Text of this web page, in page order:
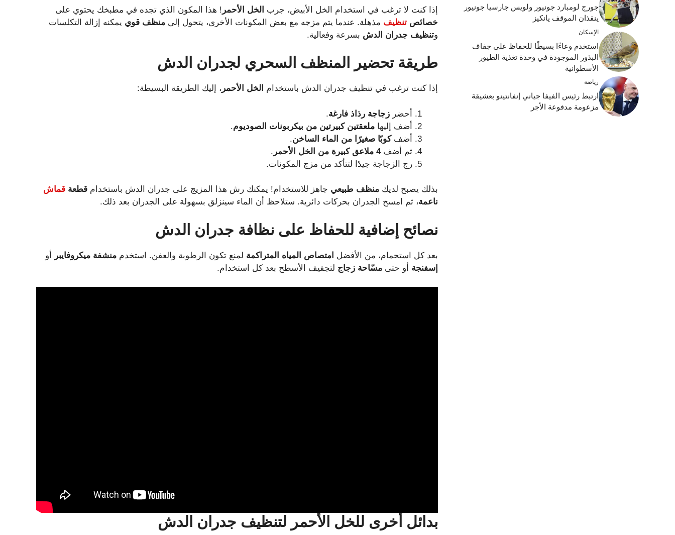
إذا كنت لا ترغب في استخدام الخل الأبيض، جرب الخل الأحمر ! هذا المكون الذي تجده في مطبخك يحتوي على
خصائص تنظيف مذهلة. عندما يتم مزجه مع بعض المكونات الأخرى، يتحول إلى منظف قوي يمكنه إزالة التكلسات
وتنظيف جدران الدش بسرعة وفعالية.
طريقة تحضير المنظف السحري لجدران الدش
إذا كنت ترغب في تنظيف جدران الدش باستخدام الخل الأحمر ، إليك الطريقة البسيطة:
أحضر زجاجة رذاذ فارغة.
أضف إليها ملعقتين كبيرتين من بيكربونات الصوديوم.
أضفكوبًا صغيرًا من الماء الساخن.
ثم أضف4 ملاعق كبيرة من الخل الأحمر
.
رج الزجاجة جيدًا لتتأكد من مزج المكونات.
بذلك يصبح لديك منظف طبيعي جاهز للاستخدام! يمكنك رش هذا المزيج على جدران الدش باستخدام قطعة قماش
ناعمة، ثم امسح الجدران بحركات دائرية. ستلاحظ أن الماء سينزلق بسهولة على الجدران بعد ذلك.
نصائح إضافية للحفاظ على نظافة جدران الدش
بعد كل استحمام، من الأفضل امتصاص المياه المتراكمة لمنع تكون الرطوبة والعفن. استخدم منشفة ميكروفايبر
أو
إسفنجة أو حتى مسّاحة زجاج لتجفيف الأسطح بعد كل استخدام.
بدائل أخرى للخل الأحمر لتنظيف جدران الدش
جورج لومبارد جونيور ولويس جارسيا جونيور
ينقذان الموقف يانكيز
الإسكان
استخدم وعاءًا بسيطًا للحفاظ على جفاف
البذور الموجودة في وحدة تغذية الطيور
الأسطوانية
رياضة
ارتبط رئيس الفيفا جياني إنفانتينو بعشيقة
مزعومة مدفوعة الأجر